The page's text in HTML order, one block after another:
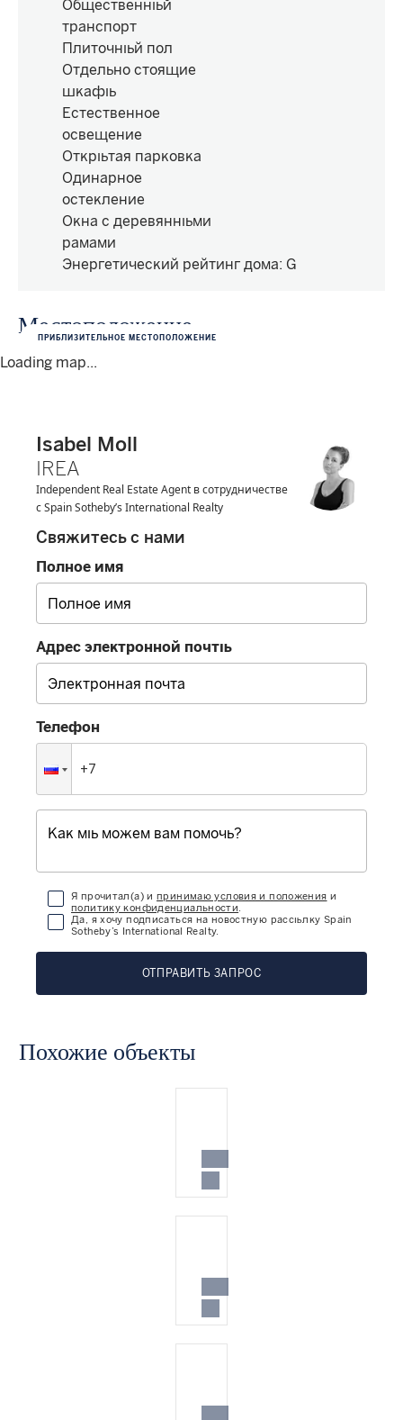
Общественный
транспорт
Плиточный пол
Отдельно стоящие
шкафы
Естественное
освещение
Открытая парковка
Одинарное
остекление
Окна с деревянными
рамами
Энергетический рейтинг дома: G
Местоположение
Loading map...
ПРИБЛИЗИТЕЛЬНОЕ МЕСТОПОЛОЖЕНИЕ
Isabel Moll
IREA
Independent Real Estate Agent в сотрудничестве
с Spain Sotheby’s International Realty
Свяжитесь с нами
Полное имя
Адрес электронной почты
Телефон
Я прочитал(а) и принимаю условия и положения и
политику конфиденциальности.
Да, я хочу подписаться на новостную рассылку Spain
Sotheby’s International Realty.
ОТПРАВИТЬ ЗАПРОС
Похожие объекты